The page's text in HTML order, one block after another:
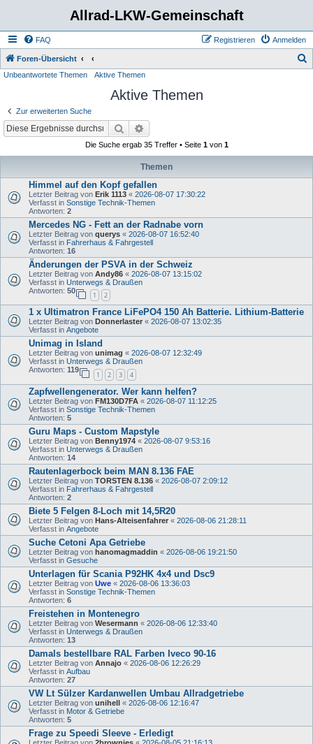
Allrad-LKW-Gemeinschaft
FAQ Anmelden
Registrieren
Foren-Übersicht
Unbeantwortete Themen Aktive Themen
Aktive Themen
Zur erweiterten Suche
Suche
Die Suche ergab 35 Treffer • Seite 1von 1
Themen
Himmel auf den Kopf gefallen
Letzter Beitrag von Erik 1113 « 2026-08-07 17:30:22
Verfasst in Sonstige Technik-Themen
Antworten: 2
Mercedes NG - Fett an der Radnabe vorn
Letzter Beitrag von querys « 2026-08-07 16:52:40
Verfasst in Fahrerhaus & Fahrgestell
Antworten: 16
Änderungen der PSVA in der Schweiz
Letzter Beitrag von Andy86 « 2026-08-07 13:15:02
Verfasst in Unterwegs & Draußen
Antworten: 50
1 2
1 x Ultimatron France LiFePO4 150 Ah Batterie. Lithium-Batterie
Letzter Beitrag von Donnerlaster « 2026-08-07 13:02:35
Verfasst in Angebote
Unimag in Island
Letzter Beitrag von unimag « 2026-08-07 12:32:49
Verfasst in Unterwegs & Draußen
Antworten: 119
1 2 3 4
Zapfwellengenerator. Wer kann helfen?
Letzter Beitrag von FM130D7FA « 2026-08-07 11:12:25
Verfasst in Sonstige Technik-Themen
Antworten: 5
Guru Maps - Custom Mapstyle
Letzter Beitrag von Benny1974 « 2026-08-07 9:53:16
Verfasst in Unterwegs & Draußen
Antworten: 14
Rautenlagerbock beim MAN 8.136 FAE
Letzter Beitrag von TORSTEN 8.136 « 2026-08-07 2:09:12
Verfasst in Fahrerhaus & Fahrgestell
Antworten: 2
Biete 5 Felgen 8-Loch mit 14,5R20
Letzter Beitrag von Hans-Alteisenfahrer « 2026-08-06 21:28:11
Verfasst in Angebote
Suche Cetoni Apa Getriebe
Letzter Beitrag von hanomagmaddin « 2026-08-06 19:21:50
Verfasst in Gesuche
Unterlagen für Scania P92HK 4x4 und Dsc9
Letzter Beitrag von Uwe « 2026-08-06 13:36:03
Verfasst in Sonstige Technik-Themen
Antworten: 6
Freistehen in Montenegro
Letzter Beitrag von Wesermann « 2026-08-06 12:33:40
Verfasst in Unterwegs & Draußen
Antworten: 13
Damals bestellbare RAL Farben Iveco 90-16
Letzter Beitrag von Annajo « 2026-08-06 12:26:29
Verfasst in Aufbau
Antworten: 27
VW Lt Sülzer Kardanwellen Umbau Allradgetriebe
Letzter Beitrag von unihell « 2026-08-06 12:16:47
Verfasst in Motor & Getriebe
Antworten: 5
Frage zu Speedi Sleeve - Erledigt